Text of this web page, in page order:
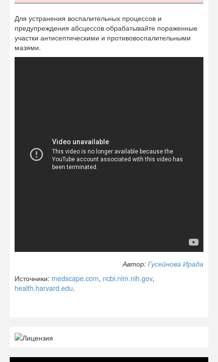
Для устранения воспалительных процессов и
предупреждения абсцессов обрабатывайте пораженные
участки антисептическими и противовоспалительными
мазями.
Автор: Гусейнова Ирада
Источники: medscape.com, ncbi.nlm.nih.gov,
health.harvard.edu.